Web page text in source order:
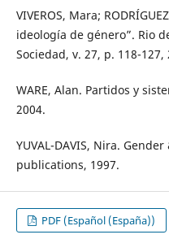
VIVEROS, Mara;
ideología de género”. Rio
Sociedad, v. 27, p. 118-127,
WARE, Alan. Partidos y
2004.
YUVAL-DAVIS, Nira.
publications, 1997.
PDF (Español (España))